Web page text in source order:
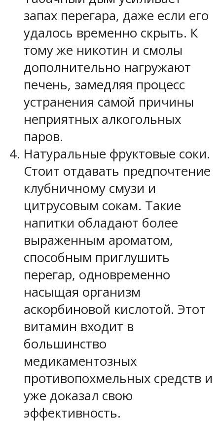
запах перегара, даже если его
удалось временно скрыть. К
тому же никотин и смолы
дополнительно нагружают
печень, замедляя процесс
устранения самой причины
неприятных алкогольных
паров.
Натуральные фруктовые соки.
Стоит отдавать предпочтение
клубничному смузи и
цитрусовым сокам. Такие
напитки обладают более
выраженным ароматом,
способным приглушить
перегар, одновременно
насыщая организм
аскорбиновой кислотой. Этот
витамин входит в
большинство
медикаментозных
противопохмельных средств и
уже доказал свою
эффективность.